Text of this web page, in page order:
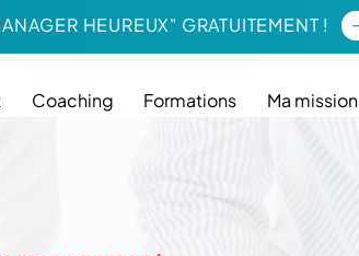
HEUREUX" GRATUITEMENT !
Coaching Formations Ma mission